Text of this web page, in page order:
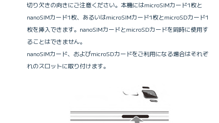
切り欠きの向きにご注意ください。本機にはmicroSIMカード1枚と
nanoSIMカード1枚、あるいはmicroSIMカード1枚とmicroSDカード1
枚を挿入できます。nanoSIMカードとmicroSDカードを同時に使用す
ることはできません。
nanoSIMカード、およびmicroSDカードをご利用になる場合はそれぞ
れのスロットに取り付けます。